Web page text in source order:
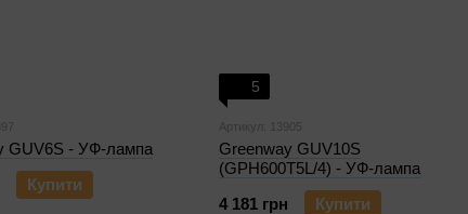
GUV6S - УФ-лампа
Купити
5
Артикул: 13905
Greenway GUV10S
(GPH600T5L/4) - УФ-лампа
4 181 грн
Купити